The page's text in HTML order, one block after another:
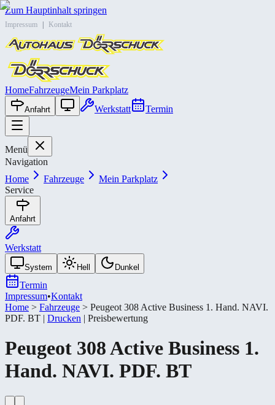
Zum Hauptinhalt springen
Impressum Kontakt
HomeFahrzeugeMein Parkplatz
Anfahrt Werkstatt Termin
Menü
Navigation
Home
Fahrzeuge
Mein Parkplatz
Service
Anfahrt
Werkstatt
System Hell Dunkel
Termin
Impressum•Kontakt
Home > Fahrzeuge > Peugeot 308 Active Business 1. Hand. NAVI.
PDF. BT | Drucken | Preisbewertung
Peugeot 308 Active Business 1.
Hand. NAVI. PDF. BT